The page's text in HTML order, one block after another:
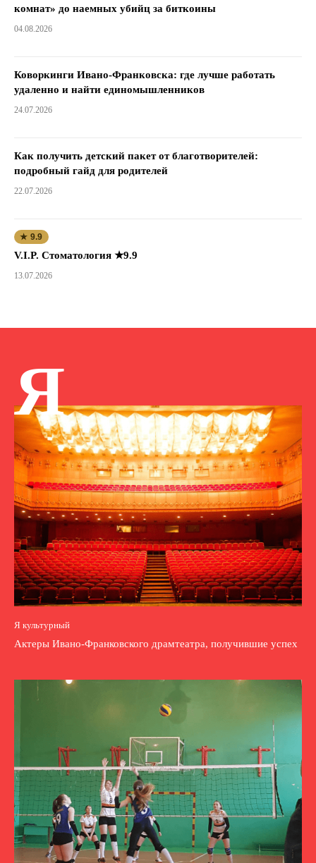
комнат» до наемных убийц за биткоины
04.08.2026
Коворкинги Ивано-Франковска: где лучше работать
удаленно и найти единомышленников
24.07.2026
Как получить детский пакет от благотворителей:
подробный гайд для родителей
22.07.2026
★ 9.9
V.I.P. Стоматология ★9.9
13.07.2026
Я
Я культурный
Актеры Ивано-Франковского драмтеатра, получившие успех